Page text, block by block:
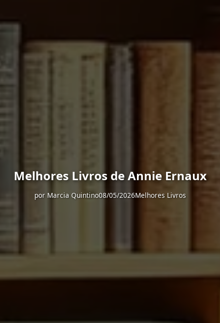
Melhores Livros de Annie Ernaux
por Marcia Quintino08/05/2026Melhores Livros